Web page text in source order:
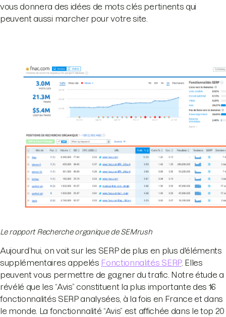
vous donnera des idées de mots clés pertinents qui
peuvent aussi marcher pour votre site.
Le rapport Recherche organique de SEMrush
Aujourd’hui, on voit sur les SERP de plus en plus d'éléments
supplémentaires appelés Fonctionnalités SERP. Elles
peuvent vous permettre de gagner du trafic. Notre étude a
révélé que les “Avis” constituent la plus importante des 16
fonctionnalités SERP analysées, à la fois en France et dans
le monde. La fonctionnalité “Avis” est affichée dans le top 20